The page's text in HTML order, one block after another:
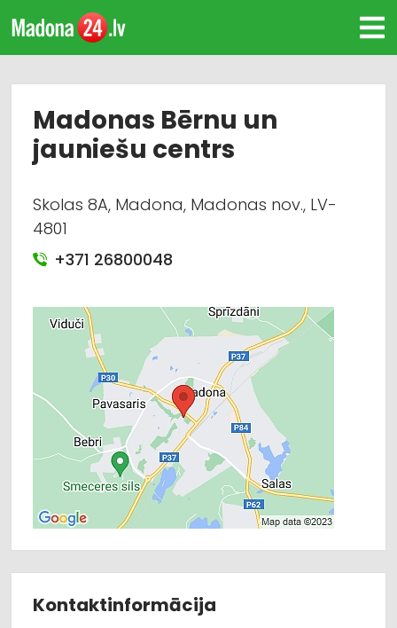
Madonas Bērnu un
jauniešu centrs
Skolas 8A, Madona, Madonas nov., LV-
4801
+371 26800048
Kontaktinformācija